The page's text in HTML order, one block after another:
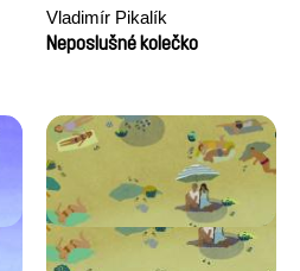
Vladimír Pikalík
Neposlušné kolečko